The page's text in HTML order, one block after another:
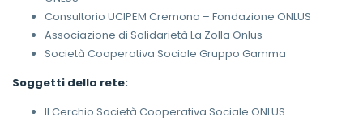
Consultorio UCIPEM Cremona – Fondazione ONLUS
Associazione di Solidarietà La Zolla Onlus
Società Cooperativa Sociale Gruppo Gamma
Soggetti della rete:
Il Cerchio Società Cooperativa Sociale ONLUS